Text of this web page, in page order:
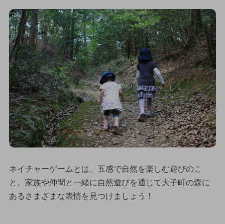
ネイチャーゲームとは、五感で自然を楽しむ遊びのこ
と。家族や仲間と一緒に自然遊びを通じて大子町の森に
あるさまざまな表情を見つけましょう！